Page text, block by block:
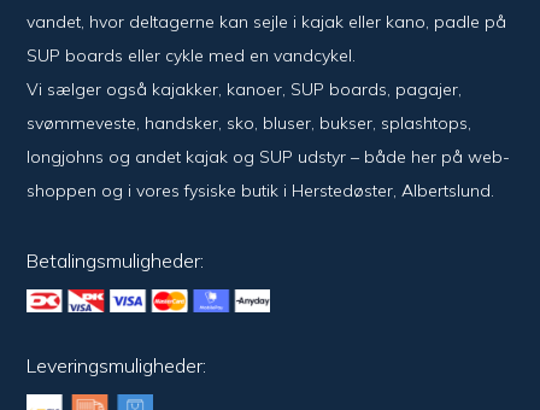
vandet, hvor del­ta­ger­ne kan sejle i kajak eller kano, padle på
SUP boards eller cykle med en vand­cykel.
Vi sælger også kajak­ker, kanoer, SUP boards, pagajer,
svømme­veste, hand­sker, sko, bluser, bukser, splash­tops,
long­johns og andet kajak og SUP udstyr – både her på web­
shoppen og i vores fysiske butik i Her­sted­øster, Alberts­lund.
Betalingsmuligheder:
Leveringsmuligheder: